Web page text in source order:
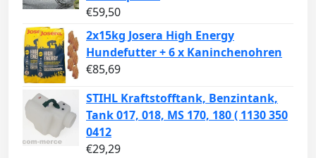
€59,50
2x15kg Josera High Energy
Hundefutter + 6 x Kaninchenohren
€85,69
STIHL Kraftstofftank, Benzintank,
Tank 017, 018, MS 170, 180 ( 1130 350
0412
€29,29